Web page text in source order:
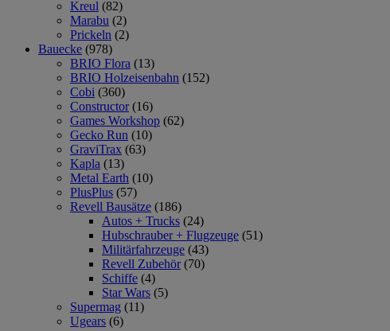
Kreul (82)
Marabu (2)
Prickeln (2)
Bauecke (978)
BRIO Flora (13)
BRIO Holzeisenbahn (152)
Cobi (360)
Constructor (16)
Games Workshop (62)
Gecko Run (10)
GraviTrax (63)
Kapla (13)
Metal Earth (10)
PlusPlus (57)
Revell Bausätze (186)
Autos + Trucks (24)
Hubschrauber + Flugzeuge (51)
Militärfahrzeuge (43)
Revell Zubehör (70)
Schiffe (4)
Star Wars (5)
Supermag (11)
Ugears (6)